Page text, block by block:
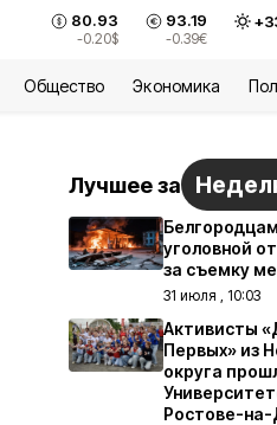
80.93
-0.20$
93.19
-0.39€
+
Общество Экономика
Лучшее за
уголовной
за съемку
31 июля , 10:03
Активисты
Первых» из
округа
Ростове-